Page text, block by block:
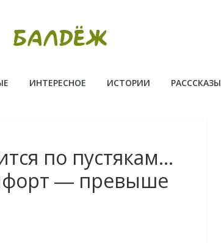
ИНТЕРЕСНОЕ ИСТОРИИ РАСССКАЗЫ
по пустякам…
― превыше